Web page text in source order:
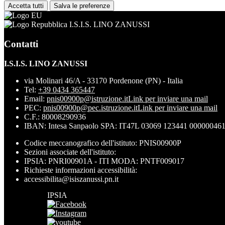
Accetta tutti Salva le preferenze
I.S.I.S. LINO ZANUSSI
Contatti
I.S.I.S. LINO ZANUSSI
via Molinari 46/A - 33170 Pordenone (PN) - Italia
Tel: +39 0434 365447
Email: pnis00900p@istruzione.itLink per inviare una mail
PEC: pnis00900p@pec.istruzione.itLink per inviare una mail
C.F.: 80008290936
IBAN: Intesa Sanpaolo SPA: IT47L 03069 123441
Codice meccanografico dell'istituto: PNIS00900P
Sezioni associate dell'istituto:
IPSIA: PNRI00901A - ITI MODA: PNTF009017
Richieste informazioni accessibilità:
accessibilita@isiszanussi.pn.it
IPSIA